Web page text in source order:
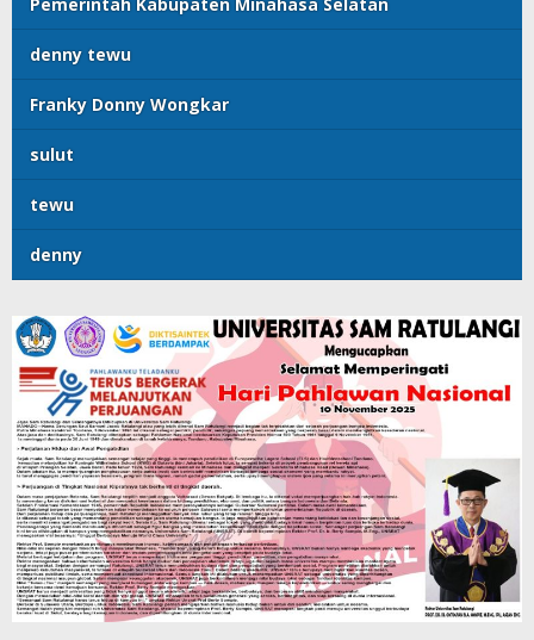
denny tewu
Franky Donny Wongkar
sulut
tewu
denny